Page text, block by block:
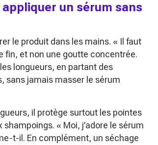
un sérum sans
le produit dans les mains. « Il faut
fin, et non une goutte concentrée.
longueurs, en partant des
sans jamais masser le sérum
il protège surtout les pointes
shampoings. « Moi, j’adore le sérum
t-il. En complément, un séchage